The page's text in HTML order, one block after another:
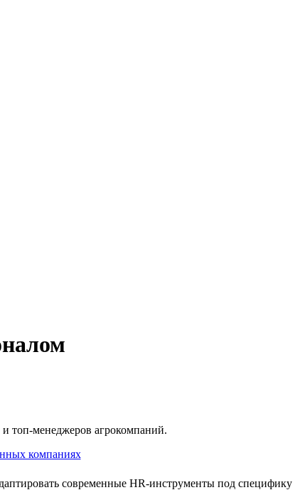
топ‑менеджеров агрокомпаний.
современные HR‑инструменты под специфику